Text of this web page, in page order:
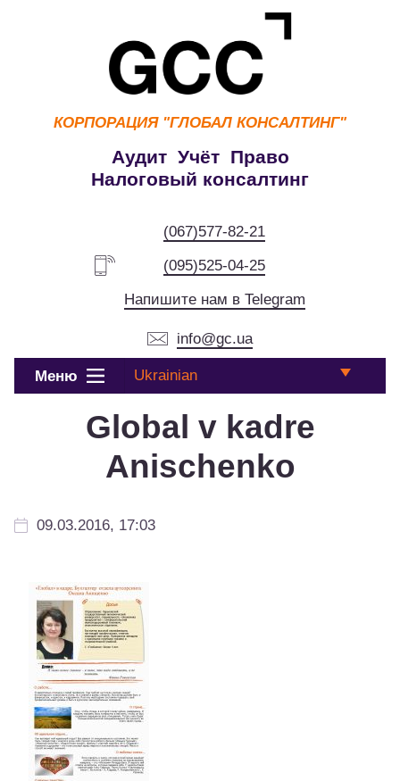
КОРПОРАЦИЯ "ГЛОБАЛ КОНСАЛТИНГ"
Аудит Учёт Право
Налоговый консалтинг
(067)577-82-21
(095)525-04-25
Напишите нам в Telegram
info@gc.ua
Меню Ukrainian
Global v kadre
Anischenko
09.03.2016, 17:03